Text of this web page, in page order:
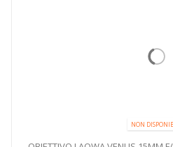
NON